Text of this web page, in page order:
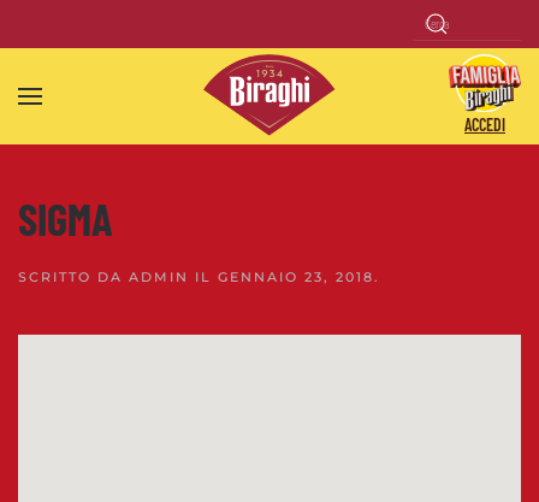
Skip to main content
ACCEDI
SIGMA
SCRITTO DA ADMIN IL GENNAIO 23, 2018.